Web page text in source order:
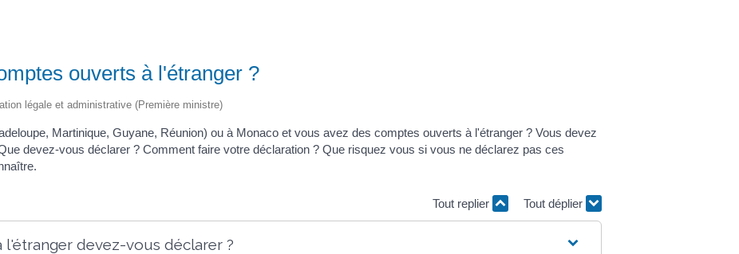
ouverts à l'étranger ?
légale et administrative (Première ministre)
Martinique, Guyane, Réunion) ou à Monaco et vous avez des comptes ouverts à l'étranger ? Vous devez
devez-vous déclarer ? Comment faire votre déclaration ? Que risquez vous si vous ne déclarez pas ces
Tout replier Tout déplier
devez-vous déclarer ?